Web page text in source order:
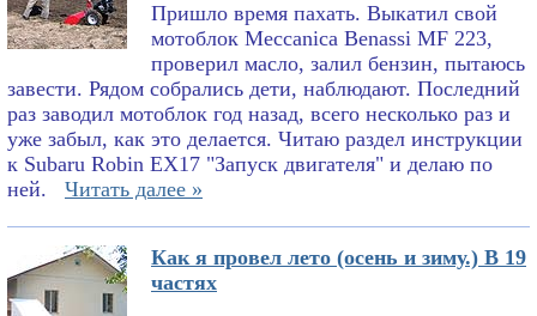
Пришло время пахать. Выкатил свой
мотоблок Meccanica Benassi MF 223,
проверил масло, залил бензин, пытаюсь
завести. Рядом собрались дети, наблюдают. Последний
раз заводил мотоблок год назад, всего несколько раз и
уже забыл, как это делается. Читаю раздел инструкции
к Subaru Robin EX17 "Запуск двигателя" и делаю по
ней.
Читать далее »
Как я провел лето (осень и зиму.) В 19
частях